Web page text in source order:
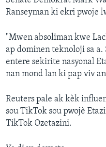
Ranseyman ki ekri pwoje
"Mwen absoliman kwe
ap dominen teknoloji sa a.
entere sekirite nasyonal
nan mond lan ki pap viv
Reuters pale ak kèk
sou TikTok sou pwojè
TikTok Ozetazini.